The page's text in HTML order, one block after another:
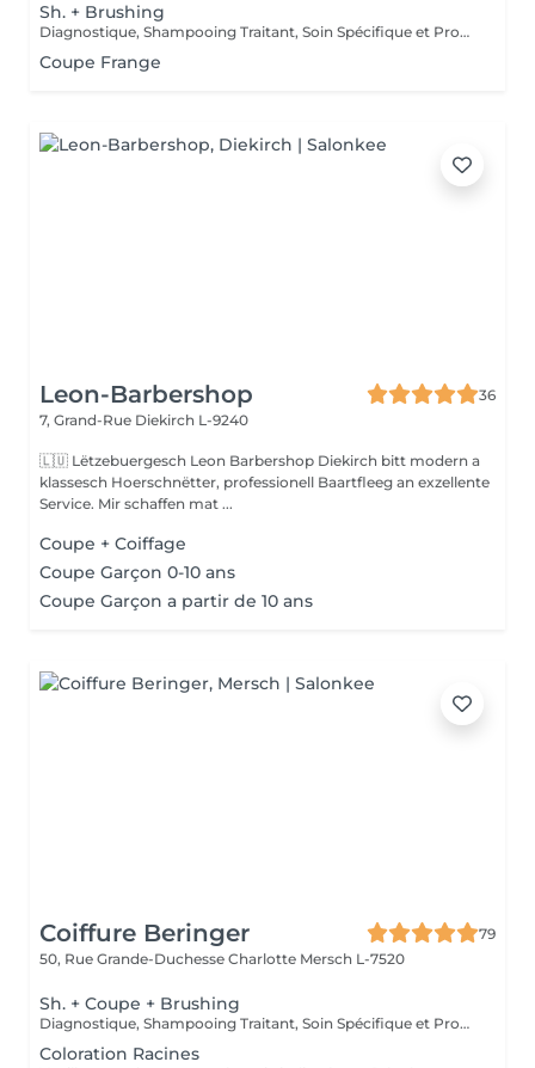
Sh. + Brushing
Diagnostique, Shampooing Traitant, Soin Spécifique et Produits Coiffants inclus
Coupe Frange
Leon-Barbershop
36
7, Grand-Rue Diekirch L-9240
🇱🇺 Lëtzebuergesch Leon Barbershop Diekirch bitt modern a
klassesch Hoerschnëtter, professionell Baartfleeg an exzellente
Service. Mir schaffen mat ...
Coupe + Coiffage
Coupe Garçon 0-10 ans
Coupe Garçon a partir de 10 ans
Coiffure Beringer
79
50, Rue Grande-Duchesse Charlotte Mersch L-7520
Sh. + Coupe + Brushing
Diagnostique, Shampooing Traitant, Soin Spécifique et Produits Coiffants inclus
Coloration Racines